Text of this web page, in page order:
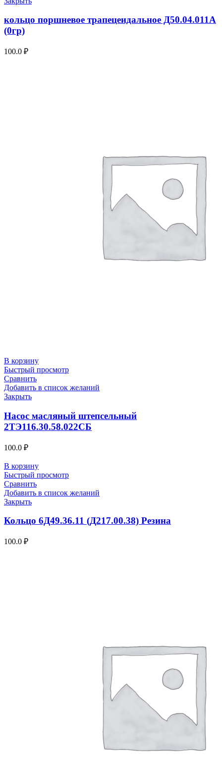
кольцо поршневое трапецеидальное Д50.04.011А
(0гр)
100.0 ₽
В корзину
Быстрый просмотр
Сравнить
Добавить в список желаний
Закрыть
Насос масляный штепсельный
2ТЭ116.30.58.022СБ
100.0 ₽
В корзину
Быстрый просмотр
Сравнить
Добавить в список желаний
Закрыть
Кольцо 6Д49.36.11 (Д217.00.38) Резина
100.0 ₽